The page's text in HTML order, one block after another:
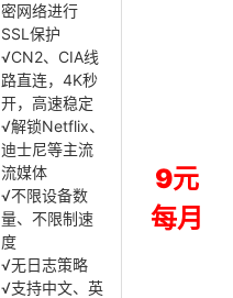
密网络进行
SSL保护
√CN2、CIA线
路直连，4K秒
开，高速稳定
√解锁Netflix、
迪士尼等主流
流媒体
√不限设备数
量、不限制速
度
√无日志策略
√支持中文、英
9元
每月